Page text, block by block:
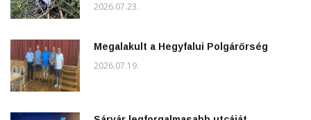
2026.07.23.
Megalakult a Hegyfalui Polgárőrség
2026.07.19.